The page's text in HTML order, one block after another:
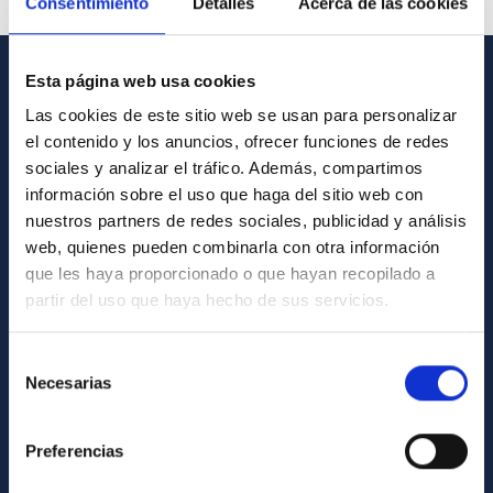
Esta página web usa cookies
Las cookies de este sitio web se usan para personalizar
el contenido y los anuncios, ofrecer funciones de redes
sociales y analizar el tráfico. Además, compartimos
información sobre el uso que haga del sitio web con
nuestros partners de redes sociales, publicidad y análisis
web, quienes pueden combinarla con otra información
que les haya proporcionado o que hayan recopilado a
partir del uso que haya hecho de sus servicios.
Necesarias
Preferencias
Contact
How to get to the IAC
List of personnel
Library
General register